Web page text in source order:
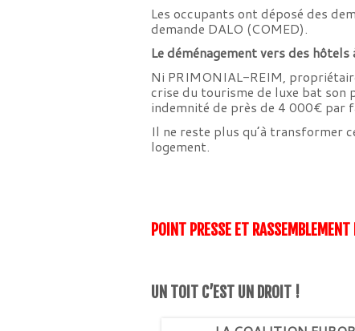
Les occupants ont déposé des
demande DALO (COMED).
Le déménagement vers des
Ni PRIMONIAL-REIM,
crise du tourisme de luxe bat son
indemnité de près de 4 000€ par
Il ne reste plus qu’à transformer
logement.
POINT PRESSE ET
UN TOIT C’EST UN DROIT !